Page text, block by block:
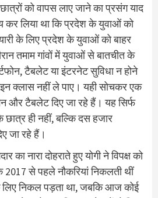
छात्रों को वापस लाए जाने का प्रसंग याद
कर लिया था कि प्रदेश के युवाओं को
के लिए प्रदेश के युवाओं को बाहर
तमाम गांवों में युवाओं से बातचीत के
टैबलेट या इंटरनेट सुविधा न होने
क्लास नहीं ले पाए। यही सोचकर एक
और टैबलेट दिए जा रहे हैं। यह सिर्फ
ही नहीं, बल्कि दस हजार
जा रहे हैं।
का नारा दोहराते हुए योगी ने विपक्ष को
2017 से पहले नौकरियां निकलती थीं
निकल पड़ता था, जबकि आज कोई